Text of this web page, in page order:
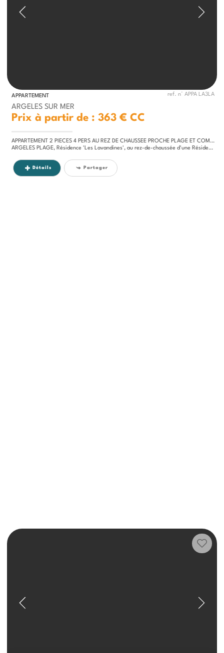
APPARTEMENT ref. n° APPA LA3LA
ARGELES SUR MER
Prix à partir de : 363 € CC
APPARTEMENT 2 PIECES 4 PERS AU REZ DE CHAUSSEE PROCHE PLAGE ET COMMERCES
ARGELES PLAGE, Résidence 'Les Lavandines', au rez-de-chaussée d'une Résidence à 500m de la Mer, appartement 2 pièces en...
Détails Partager